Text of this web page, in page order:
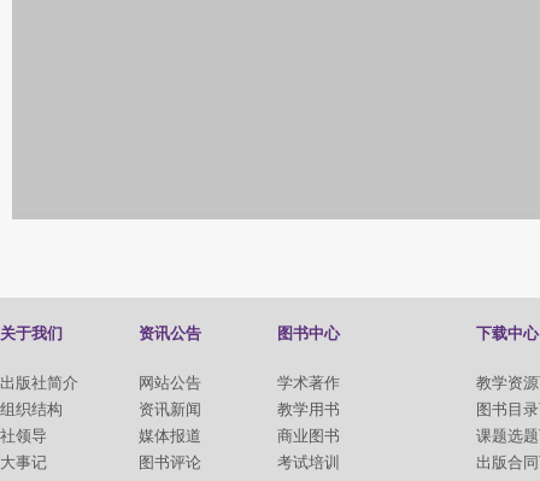
关于我们
出版社简介
组织结构
社领导
大事记
资讯公告
网站公告
资讯新闻
媒体报道
图书评论
图书中心
学术著作
教学用书
商业图书
考试培训
下载中心
教学资
图书目
课题选
出版合